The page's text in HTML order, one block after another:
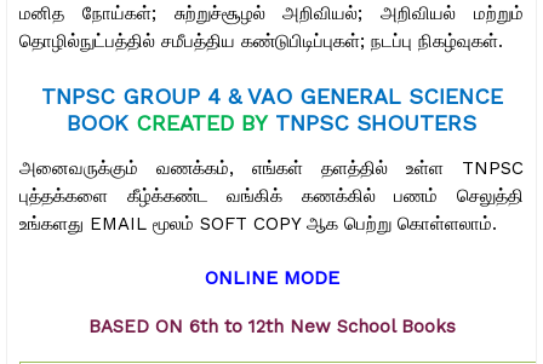
மனித நோய்கள்; சுற்றுச்சூழல் அறிவியல்; அறிவியல் மற்றும்
தொழில்நுட்பத்தில் சமீபத்திய கண்டுபிடிப்புகள்; நடப்பு நிகழ்வுகள்.
TNPSC GROUP 4 & VAO GENERAL SCIENCE
BOOK CREATED BY TNPSC SHOUTERS
அனைவருக்கும் வணக்கம், எங்கள் தளத்தில் உள்ள TNPSC
புத்தக்களை கீழ்க்கண்ட வங்கிக் கணக்கில் பணம் செலுத்தி
உங்களது EMAIL மூலம் SOFT COPY ஆக பெற்று கொள்ளலாம்.
ONLINE MODE
BASED ON 6th to 12th New School Books